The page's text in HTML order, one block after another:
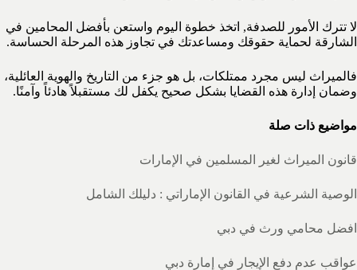
لا تترك الأمور للصدفة, اتخذ خطوة اليوم واستعن بأفضل المحامين في
الشارقة لحماية حقوقك ومساعدتك في تجاوز هذه المرحلة الحساسة.
فالميراث ليس مجرد ممتلكات، بل هو جزء من التاريخ والهوية العائلية،
وضمان إدارة هذه القضايا بشكل صحيح يكفل لك مستقبلاً هادئاً وآمنًا.
مواضيع ذات صلة
قانون الميراث لغير المسلمين في الإمارات
الوصية الشرعية في القانون الإماراتي : دليلك الشامل
افضل محامي ورث في دبي
عواقب عدم دفع الإيجار في إمارة دبي